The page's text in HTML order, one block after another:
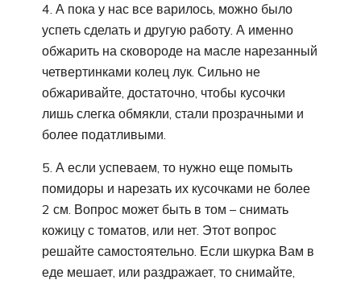
4. А пока у нас все варилось, можно было
успеть сделать и другую работу. А именно
обжарить на сковороде на масле нарезанный
четвертинками колец лук. Сильно не
обжаривайте, достаточно, чтобы кусочки
лишь слегка обмякли, стали прозрачными и
более податливыми.
5. А если успеваем, то нужно еще помыть
помидоры и нарезать их кусочками не более
2 см. Вопрос может быть в том – снимать
кожицу с томатов, или нет. Этот вопрос
решайте самостоятельно. Если шкурка Вам в
еде мешает, или раздражает, то снимайте,